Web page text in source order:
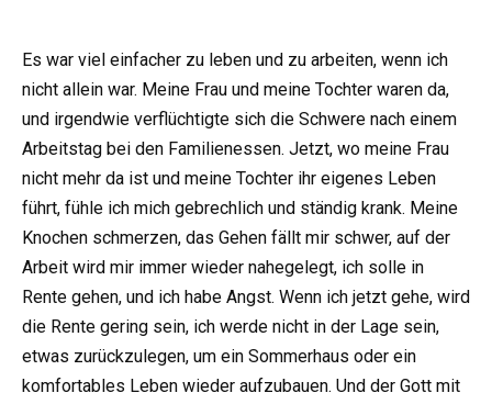
Es war viel einfacher zu leben und zu arbeiten, wenn ich
nicht allein war. Meine Frau und meine Tochter waren da,
und irgendwie verflüchtigte sich die Schwere nach einem
Arbeitstag bei den Familienessen. Jetzt, wo meine Frau
nicht mehr da ist und meine Tochter ihr eigenes Leben
führt, fühle ich mich gebrechlich und ständig krank. Meine
Knochen schmerzen, das Gehen fällt mir schwer, auf der
Arbeit wird mir immer wieder nahegelegt, ich solle in
Rente gehen, und ich habe Angst. Wenn ich jetzt gehe, wird
die Rente gering sein, ich werde nicht in der Lage sein,
etwas zurückzulegen, um ein Sommerhaus oder ein
komfortables Leben wieder aufzubauen. Und der Gott mit